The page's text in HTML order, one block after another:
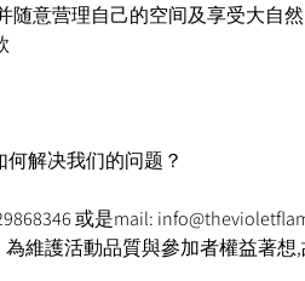
随意营理自己的空间及享受大自然
解决我们的问题？
或是mail:
維護活動品質與參加者權益著